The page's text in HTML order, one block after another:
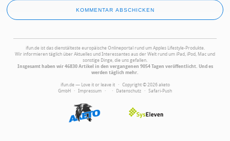
ifun.de ist das dienstälteste europäische Onlineportal rund um Apples Lifestyle-Produkte.
Wir informieren täglich über Aktuelles und Interessantes aus der Welt rund um iPad, iPod, Mac und
sonstige Dinge, die uns gefallen.
Insgesamt haben wir 46830 Artikel in den vergangenen 9054 Tagen veröffentlicht. Und es
werden täglich mehr.
ifun.de — Love it or leave it · Copyright © 2026 aketo
GmbH · Impressum · · Datenschutz · Safari-Push